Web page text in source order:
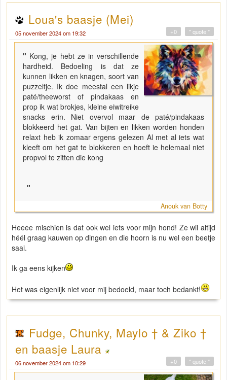
Loua's baasje (Mei)
05 november 2024 om 19:32 " quote "
+0
" Kong, je hebt ze in verschillende
hardheid. Bedoeling is dat ze
kunnen likken en knagen, soort van
puzzeltje. Ik doe meestal een likje
paté/theeworst of pindakaas en
prop ik wat brokjes, kleine eiwitreike
snacks erin. Niet overvol maar de paté/pindakaas
blokkeerd het gat. Van bijten en likken worden honden
relaxt heb ik zomaar ergens gelezen Al met al iets wat
kleeft om het gat te blokkeren en hoeft ie helemaal niet
propvol te zitten die kong
"
Anouk van Botty
Heeee mischien is dat ook wel iets voor mijn hond! Ze wil altijd
héél graag kauwen op dingen en die hoorn is nu wel een beetje
saai.
Ik ga eens kijken
Het was eigenlijk niet voor mij bedoeld, maar toch bedankt!
Fudge, Chunky, Maylo † & Ziko †
en baasje Laura
06 november 2024 om 10:29 " quote "
+0